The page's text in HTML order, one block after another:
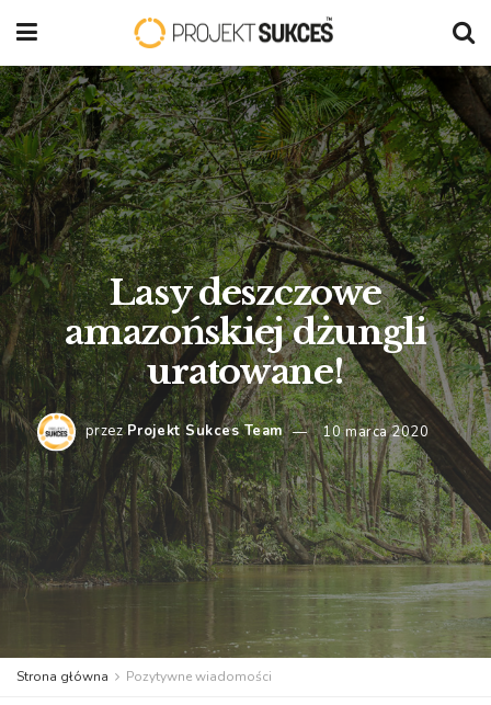
Lasy deszczowe
amazońskiej dżungli
uratowane!
przez Projekt Sukces Team 10 marca 2020
Strona główna Pozytywne wiadomości